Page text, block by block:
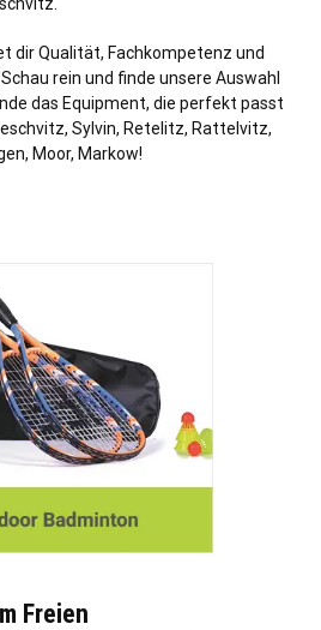
dir Qualität, Fachkompetenz und
rein und finde unsere Auswahl
das Equipment, die perfekt passt
Sylvin, Retelitz, Rattelvitz,
Moor, Markow!
Freien